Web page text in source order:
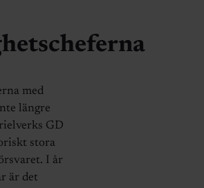
med
längre
GD
stora
I år
är det